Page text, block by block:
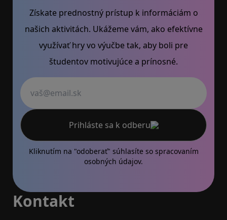
Získate prednostný prístup k informáciám o
našich aktivitách. Ukážeme vám, ako efektívne
využívať hry vo výučbe tak, aby boli pre
študentov motivujúce a prínosné.
Prihláste sa k odberu
Kliknutím na "odoberať" súhlasíte so spracovaním
osobných údajov.
Kontakt